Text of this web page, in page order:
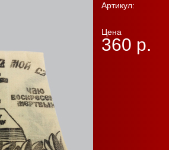
Артикул:
Цена
360 р.